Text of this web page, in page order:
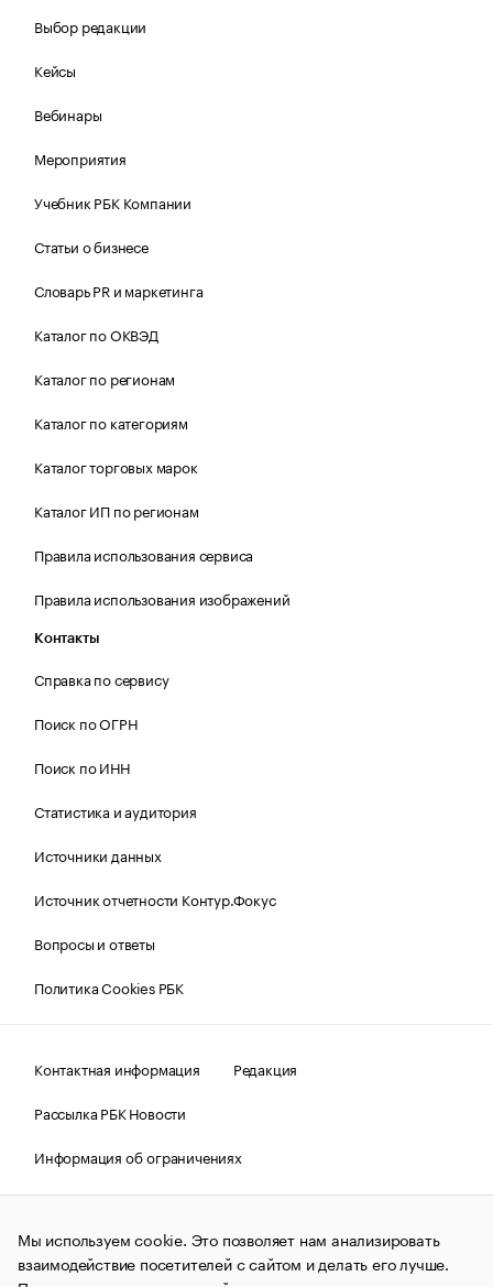
Выбор редакции
Кейсы
Вебинары
Мероприятия
Учебник РБК Компании
Статьи о бизнесе
Словарь PR и маркетинга
Каталог по ОКВЭД
Каталог по регионам
Каталог по категориям
Каталог торговых марок
Каталог ИП по регионам
Правила использования сервиса
Правила использования изображений
Контакты
Справка по сервису
Поиск по ОГРН
Поиск по ИНН
Статистика и аудитория
Источники данных
Источник отчетности Контур.Фокус
Вопросы и ответы
Политика Cookies РБК
Контактная информация
Редакция
Рассылка РБК Новости
Информация об ограничениях
Правовая информация
О соблюдении авторских прав
© АО «РОСБИЗНЕСКОНСАЛТИНГ»,1995–2026.Сообщения
и материалы информационного агентства «РБК»
(зарегистрировано Федеральной службой по надзору в сфере
Мы используем cookie. Это позволяет нам анализировать
взаимодействие посетителей с сайтом и делать его лучше.